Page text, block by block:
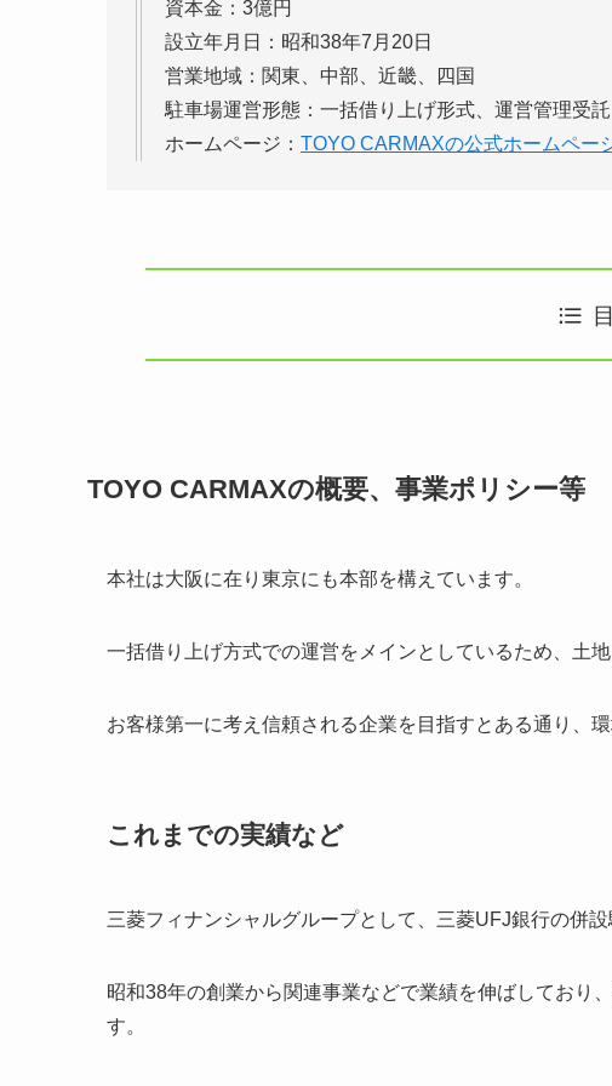
資本金：3億円
設立年月日：昭和38年7月20日
営業地域：関東、中部、近畿、四国
駐車場運営形態：一括借り上げ形式、運営管理受託
ホームページ： TOYO CARMAXの公式ホームペー
TOYO CARMAXの概要、事業ポリシー等
本社は大阪に在り東京にも本部を構えています。
一括借り上げ方式での運営をメインとしているため、土
お客様第一に考え信頼される企業を目指すとある通り、
これまでの実績など
三菱フィナンシャルグループとして、三菱UFJ銀行の併設
昭和38年の創業から関連事業などで業績を伸ばしており
す。